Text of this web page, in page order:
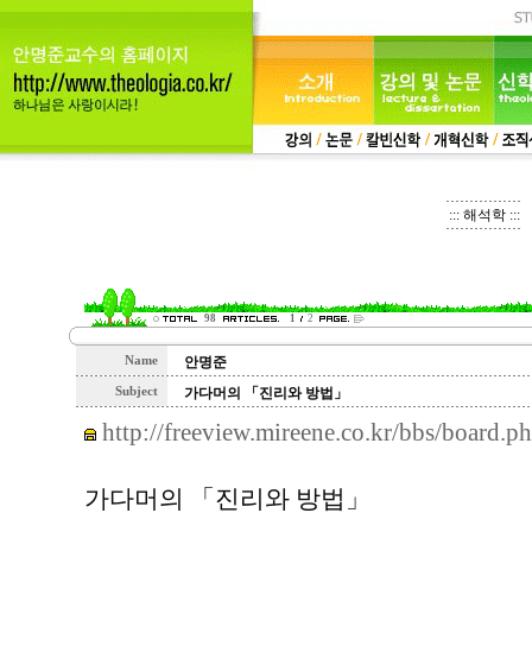
::: 해석학 :::
98 1 2
Name 안명준
Subject 가다머의 「진리와 방법」
http://freeview.mireene.co.kr/bbs/
가다머의 「진리와 방법」